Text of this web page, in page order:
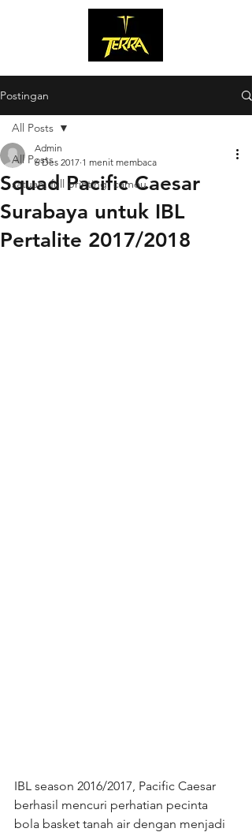
Postingan
All Posts
satuan, full printing, camou
All Posts
Squad Pacific Caesar
Surabaya untuk IBL
Pertalite 2017/2018
Admin
6 Des 2017 1 menit membaca
IBL season 2016/2017, Pacific Caesar
berhasil mencuri perhatian pecinta
bola basket tanah air dengan menjadi